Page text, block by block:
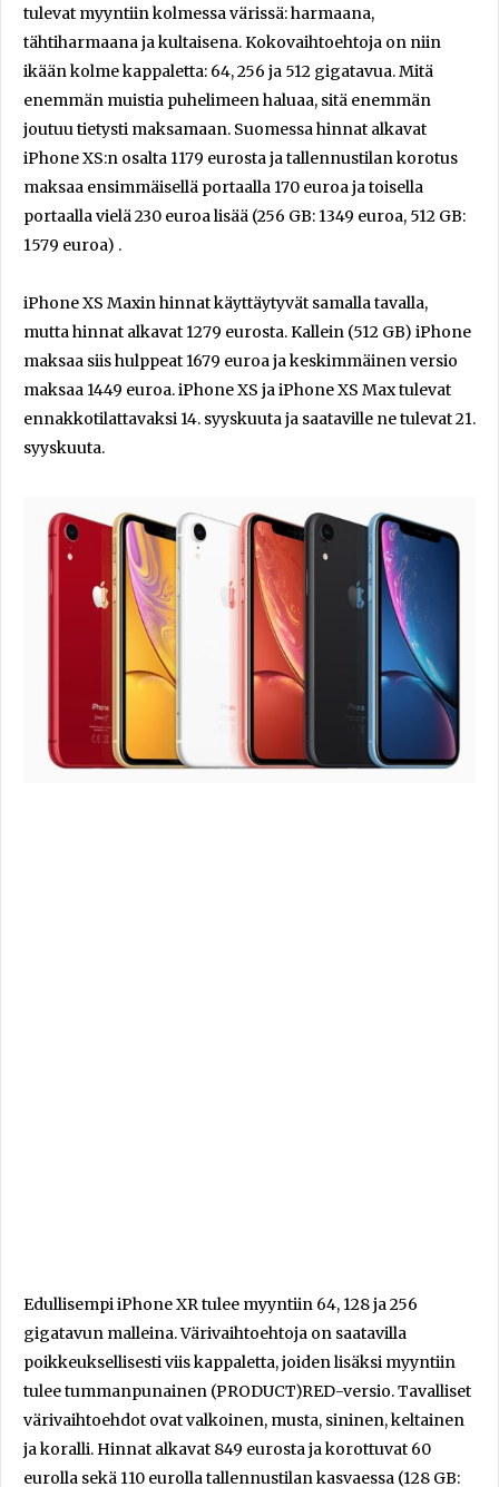
tulevat myyntiin kolmessa värissä: harmaana,
tähtiharmaana ja kultaisena. Kokovaihtoehtoja on niin
ikään kolme kappaletta: 64, 256 ja 512 gigatavua. Mitä
enemmän muistia puhelimeen haluaa, sitä enemmän
joutuu tietysti maksamaan. Suomessa hinnat alkavat
iPhone XS:n osalta 1179 eurosta ja tallennustilan korotus
maksaa ensimmäisellä portaalla 170 euroa ja toisella
portaalla vielä 230 euroa lisää (256 GB: 1349 euroa, 512 GB:
1579 euroa) .
iPhone XS Maxin hinnat käyttäytyvät samalla tavalla,
mutta hinnat alkavat 1279 eurosta. Kallein (512 GB) iPhone
maksaa siis hulppeat 1679 euroa ja keskimmäinen versio
maksaa 1449 euroa. iPhone XS ja iPhone XS Max tulevat
ennakkotilattavaksi 14. syyskuuta ja saataville ne tulevat 21.
syyskuuta.
Edullisempi iPhone XR tulee myyntiin 64, 128 ja 256
gigatavun malleina. Värivaihtoehtoja on saatavilla
poikkeuksellisesti viis kappaletta, joiden lisäksi myyntiin
tulee tummanpunainen (PRODUCT)RED-versio. Tavalliset
värivaihtoehdot ovat valkoinen, musta, sininen, keltainen
ja koralli. Hinnat alkavat 849 eurosta ja korottuvat 60
eurolla sekä 110 eurolla tallennustilan kasvaessa (128 GB: